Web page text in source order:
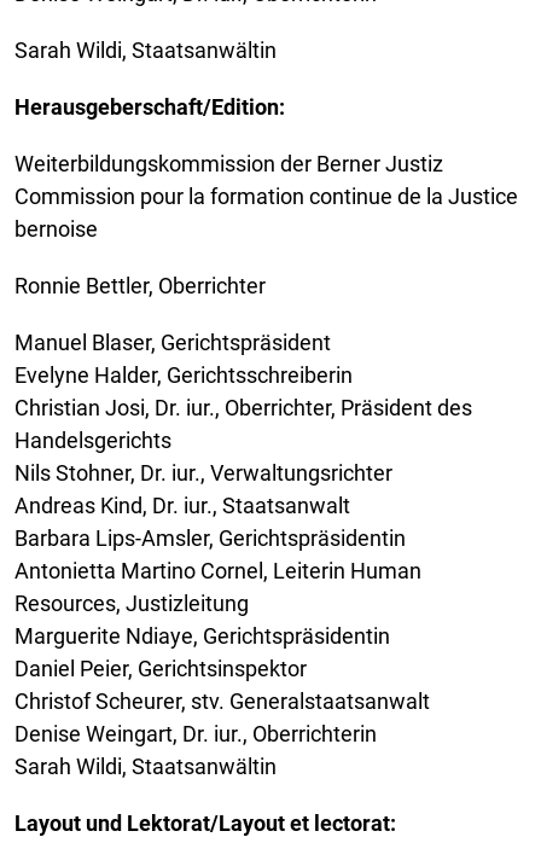
Sarah Wildi, Staatsanwältin
Herausgeberschaft/Edition:
Weiterbildungskommission der Berner Justiz
Commission pour la formation continue de la Justice
bernoise
Ronnie Bettler, Oberrichter
Manuel Blaser, Gerichtspräsident
Evelyne Halder, Gerichtsschreiberin
Christian Josi, Dr. iur., Oberrichter, Präsident des
Handelsgerichts
Nils Stohner, Dr. iur., Verwaltungsrichter
Andreas Kind, Dr. iur., Staatsanwalt
Barbara Lips-Amsler, Gerichtspräsidentin
Antonietta Martino Cornel, Leiterin Human
Resources, Justizleitung
Marguerite Ndiaye, Gerichtspräsidentin
Daniel Peier, Gerichtsinspektor
Christof Scheurer, stv. Generalstaatsanwalt
Denise Weingart, Dr. iur., Oberrichterin
Sarah Wildi, Staatsanwältin
Layout und Lektorat/Layout et lectorat: